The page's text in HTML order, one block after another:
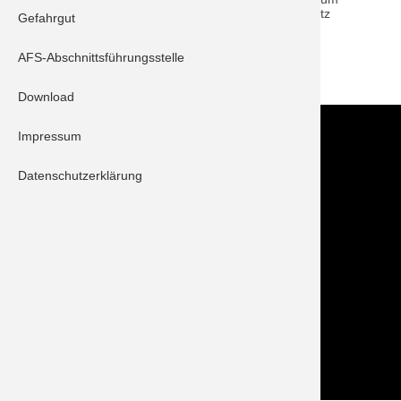
und das Fahrzeug konnte eigenständig den Parkplatz
verlassen.
Im NOTFALL IMMER die 112 wählen!
Feuerwehr Stadt Schrobenhausen
Gefahrgut
AFS-Abschnittsführungsstelle
Download
Impressum
Datenschutzerklärung